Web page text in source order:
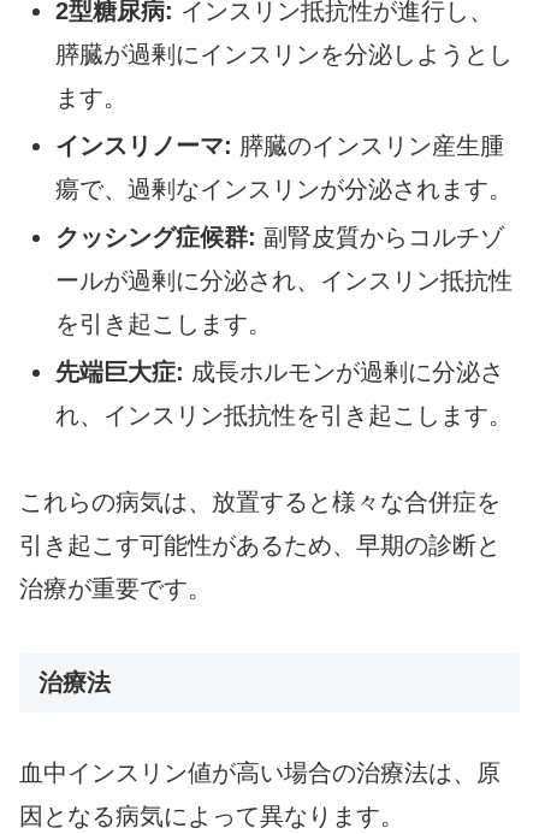
2型糖尿病: インスリン抵抗性が進行し、
膵臓が過剰にインスリンを分泌しようとし
ます。
インスリノーマ: 膵臓のインスリン産生腫
瘍で、過剰なインスリンが分泌されます。
クッシング症候群: 副腎皮質からコルチゾ
ールが過剰に分泌され、インスリン抵抗性
を引き起こします。
先端巨大症: 成長ホルモンが過剰に分泌さ
れ、インスリン抵抗性を引き起こします。
これらの病気は、放置すると様々な合併症を
引き起こす可能性があるため、早期の診断と
治療が重要です。
治療法
血中インスリン値が高い場合の治療法は、原
因となる病気によって異なります。